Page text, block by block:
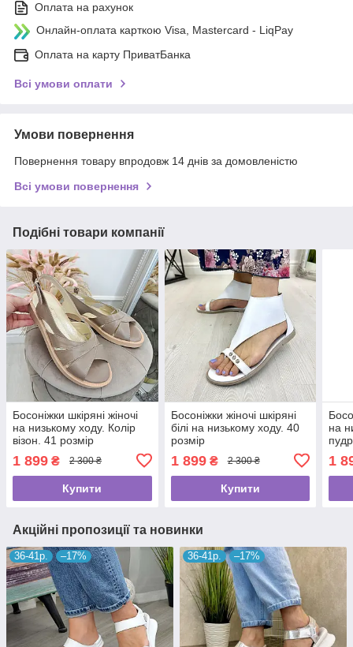
Оплата на рахунок
Онлайн-оплата карткою Visa, Mastercard - LiqPay
Оплата на карту ПриватБанка
Всі умови оплати
Умови повернення
Повернення товару впродовж 14 днів за домовленістю
Всі умови повернення
Подібні товари компанії
Босоніжки шкіряні жіночі
на низькому ходу. Колір
візон. 41 розмір
1 899 ₴ 2 300 ₴
Купити
Босоніжки жіночі шкіряні
білі на низькому ходу. 40
розмір
1 899₴ 2 300 ₴
Купити
на
1
Акційні пропозиції та новинки
36-41р. –17% 36-41р. –17%